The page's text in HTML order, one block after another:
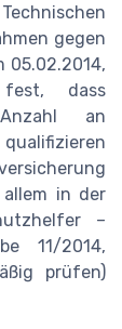
gegen
05.02.2014,
fest, dass
an
allem in der
–
11/2014,
prüfen)